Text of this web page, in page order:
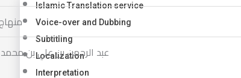
Islamic Translation service
Voice-over and Dubbing
Subtitling
Localization
Interpretation
عبد الرحمن بن علي بن